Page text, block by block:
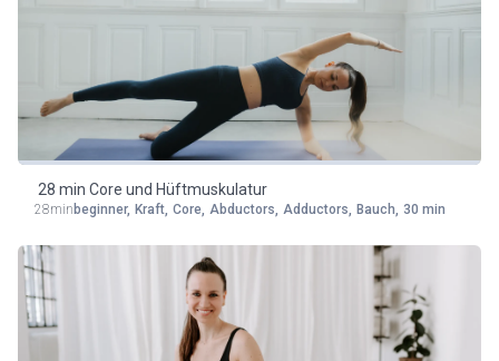
28 min Core und Hüftmuskulatur
28min beginner, Kraft, Core, Abductors, Adductors, Bauch, 30 min